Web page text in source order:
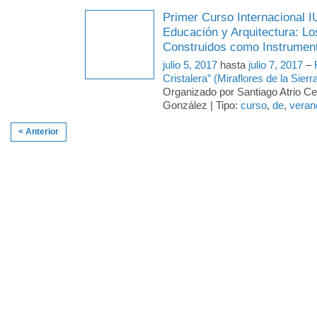
Primer Curso Internacional
Educación y Arquitectura:
Construidos como
julio 5, 2017 hasta julio 7, 2017 –
Cristalera” (Miraflores de la
Organizado por Santiago Atrio
González | Tipo: curso, de,
< Anterior